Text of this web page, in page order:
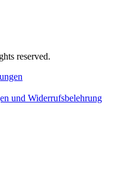
reserved.
und Widerrufsbelehrung